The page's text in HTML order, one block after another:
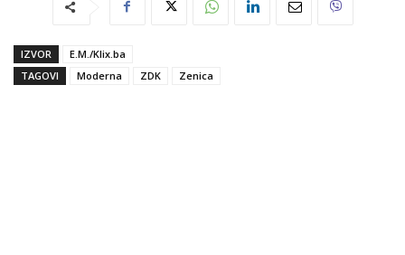
IZVOR
E.M./Klix.ba
TAGOVI
Moderna ZDK Zenica